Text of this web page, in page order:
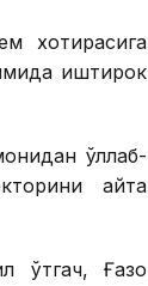
хотирасига
иштирок
қўллаб-
қайта
ўтгач, Ғазо